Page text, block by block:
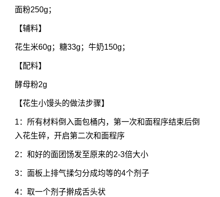
面粉250g；
【辅料】
花生米60g；糖33g；牛奶150g；
【配料】
酵母粉2g
【花生小馒头的做法步骤】
1：所有材料倒入面包桶内，第一次和面程序结束后倒
入花生碎，开启第二次和面程序
2：和好的面团饧发至原来的2-3倍大小
3：面板上排气揉匀分成均等的4个剂子
4：取一个剂子擀成舌头状